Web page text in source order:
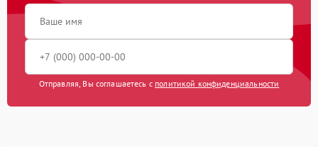
Отправляя, Вы соглашаетесь с политикой конфиденциальности